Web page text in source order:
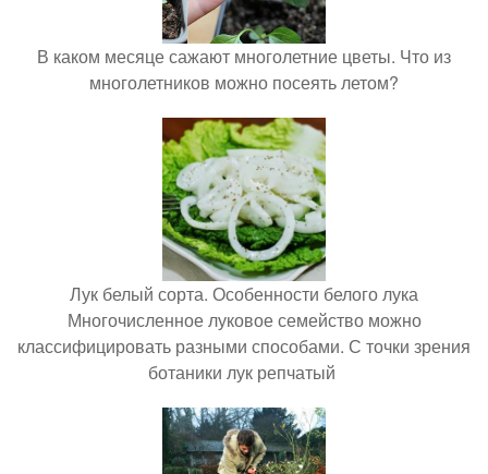
В каком месяце сажают многолетние цветы. Что из
многолетников можно посеять летом?
Лук белый сорта. Особенности белого лука
Многочисленное луковое семейство можно
классифицировать разными способами. С точки зрения
ботаники лук репчатый